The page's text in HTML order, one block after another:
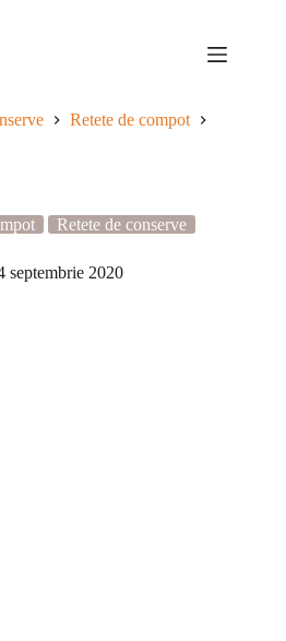
Retete de compot
Retete de conserve
septembrie 2020